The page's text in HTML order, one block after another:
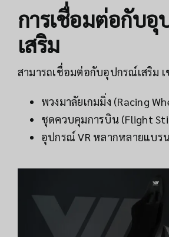
การเชื่อมต่อกับ
เสริม
สามารถเชื่อมต่อกับอุปกรณ์เสริม
พวงมาลัยเกมมิ่ง (Racing
ชุดควบคุมการบิน (Flight
อุปกรณ์ VR หลากหลายแบร